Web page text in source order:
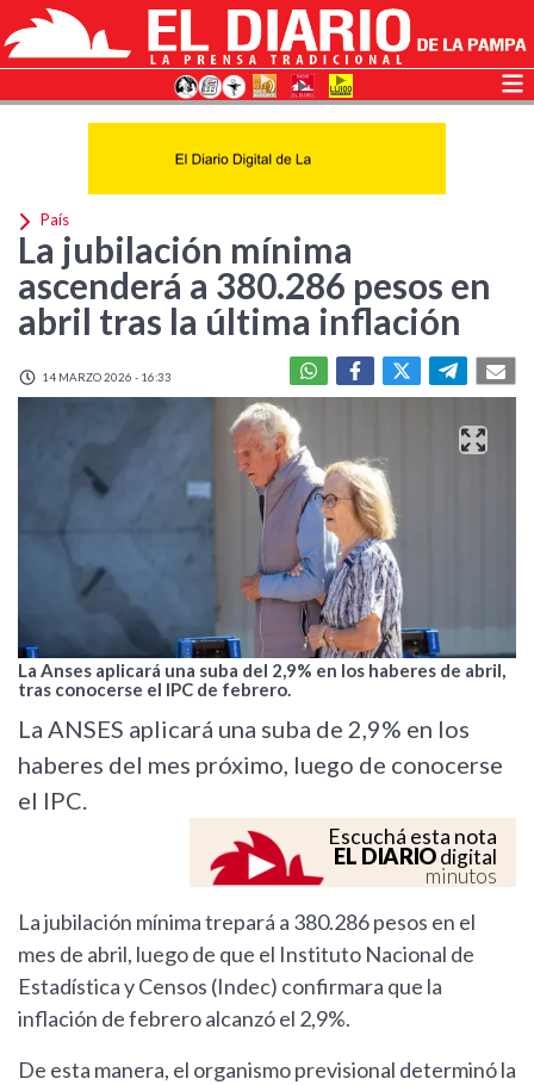
País
La jubilación mínima
ascenderá a 380.286 pesos en
abril tras la última inflación
14 MARZO 2026 - 16:33
La Anses aplicará una suba del 2,9% en los haberes de abril,
tras conocerse el IPC de febrero.
La ANSES aplicará una suba de 2,9% en los
haberes del mes próximo, luego de conocerse
el IPC.
Escuchá esta nota
EL DIARIOdigital
minutos
La jubilación mínima trepará a 380.286 pesos en el
mes de abril, luego de que el Instituto Nacional de
Estadística y Censos (Indec) confirmara que la
inflación de febrero alcanzó el 2,9%.
De esta manera, el organismo previsional determinó la